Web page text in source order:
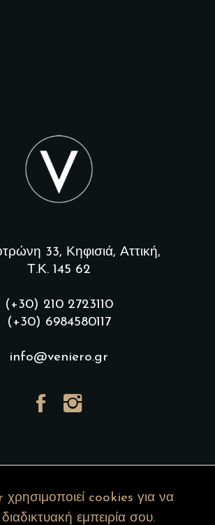
33, Κηφισιά, Αττική,
Τ.Κ. 145 62
(+30) 210 2723110
(+30) 6984580117
info@veniero.gr
χρησιμοποιεί cookies για να
εμπειρία σου.